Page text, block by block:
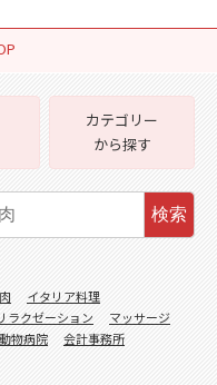
カテゴリー
から探す
検索
イタリア料理
ラクゼーション
マッサージ
動物病院
会計事務所